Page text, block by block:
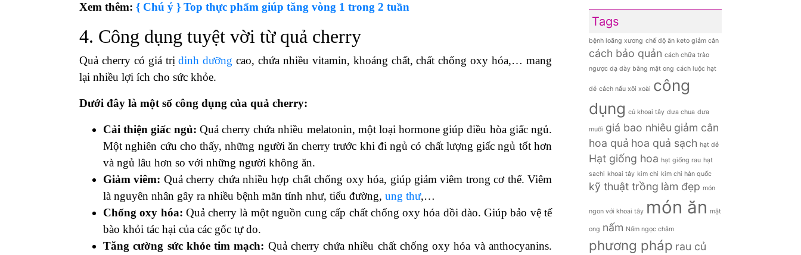
Xem thêm: { Chú ý } Top thực phẩm giúp tăng vòng 1 trong 2 tuần
4. Công dụng tuyệt vời từ quả cherry
Quả cherry có giá trịdinh dưỡng cao, chứa nhiều vitamin, khoáng chất, chất chống oxy hóa,… mang
lại nhiều lợi ích cho sức khỏe.
Dưới đây là một số công dụng của quả cherry:
Cải thiện giấc ngủ: Quả cherry chứa nhiều melatonin, một loại hormone giúp điều hòa giấc ngủ.
Một nghiên cứu cho thấy, những người ăn cherry trước khi đi ngủ có chất lượng giấc ngủ tốt hơn
và ngủ lâu hơn so với những người không ăn.
Giảm viêm: Quả cherry chứa nhiều hợp chất chống oxy hóa, giúp giảm viêm trong cơ thể. Viêm
là nguyên nhân gây ra nhiều bệnh mãn tính như, tiểu đường, ung thư,…
Chống oxy hóa: Quả cherry là một nguồn cung cấp chất chống oxy hóa dồi dào. Giúp bảo vệ tế
bào khỏi tác hại của các gốc tự do.
Tăng cường sức khỏe tim mạch: Quả cherry chứa nhiều chất chống oxy hóa và anthocyanins.
Tags
bệnh loãng xương chế độ ăn keto giảm cân
cách bảo quản cách chữa trào
ngược dạ dày bằng mật ong cách luộc hạt
dẻ cách nấu xôi xoài công
dụng củ khoai tây dưa chua dưa
muối giá bao nhiêu giảm cân
hoa quả hoa quả sạch hạt dẻ
Hạt giống hoa hạt giống rau hạt
sachi khoai tây kim chi kim chi hàn quốc
kỹ thuật trồng làm đẹp món
ngon với khoai tây món ăn mật
ong nấm Nấm ngọc châm
phương pháp rau củ